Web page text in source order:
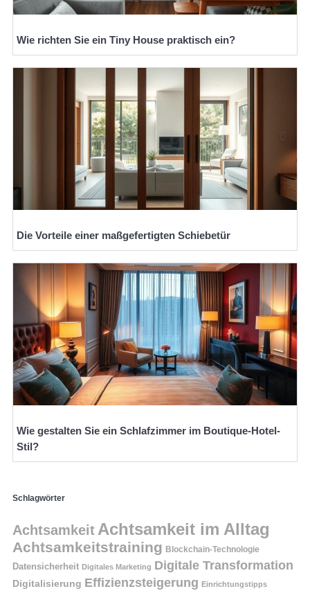
Wie richten Sie ein Tiny House praktisch ein?
Die Vorteile einer maßgefertigten Schiebetür
Wie gestalten Sie ein Schlafzimmer im Boutique-Hotel-
Stil?
Schlagwörter
Achtsamkeit Achtsamkeit im Alltag
Achtsamkeitstraining Blockchain-Technologie
Datensicherheit Digitales Marketing Digitale Transformation
Digitalisierung Effizienzsteigerung Einrichtungstipps